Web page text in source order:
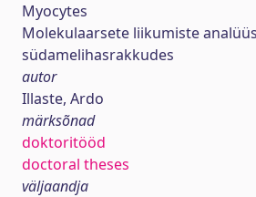
Myocytes
Molekulaarsete liikumiste analüüs
südamelihasrakkudes
autor
Illaste, Ardo
märksõnad
doktoritööd
doctoral theses
väljaandja